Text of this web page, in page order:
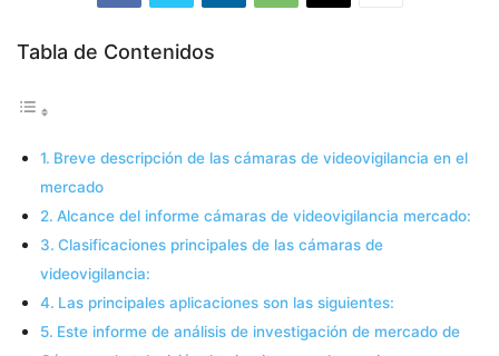
Tabla de Contenidos
Breve descripción de las cámaras de videovigilancia en el
mercado
Alcance del informe cámaras de videovigilancia mercado:
Clasificaciones principales de las cámaras de
videovigilancia:
Las principales aplicaciones son las siguientes:
Este informe de análisis de investigación de mercado de